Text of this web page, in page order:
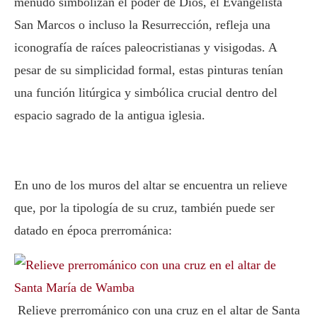
San Marcos o incluso la Resurrección, refleja una
iconografía de raíces paleocristianas y visigodas. A
pesar de su simplicidad formal, estas pinturas tenían
una función litúrgica y simbólica crucial dentro del
espacio sagrado de la antigua iglesia.
En uno de los muros del altar se encuentra un relieve
que, por la tipología de su cruz, también puede ser
datado en época prerrománica:
Relieve prerrománico con una cruz en el altar de Santa